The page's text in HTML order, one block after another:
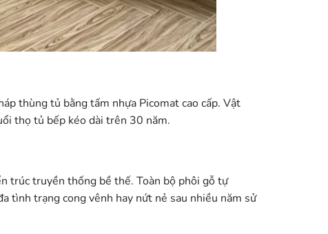
thùng tủ bằng tấm nhựa Picomat cao cấp. Vật
thọ tủ bếp kéo dài trên 30 năm.
trúc truyền thống bề thế. Toàn bộ phôi gỗ tự
tình trạng cong vênh hay nứt nẻ sau nhiều năm sử